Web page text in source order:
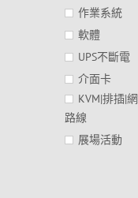
作業系統
軟體
UPS不斷電
介面卡
KVM|排插|網
路線
展場活動